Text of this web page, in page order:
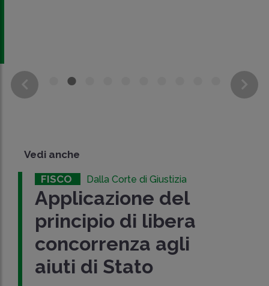
Vedi anche
FISCO Dalla Corte di Giustizia
Applicazione del
principio di libera
concorrenza agli
aiuti di Stato